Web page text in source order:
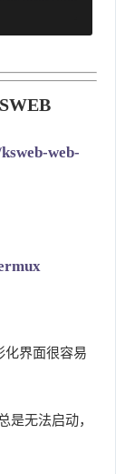
web-
化界面很容易
是无法启动，